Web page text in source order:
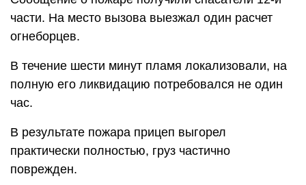
части. На место вызова выезжал один расчет
огнеборцев.
В течение шести минут пламя локализовали, на
полную его ликвидацию потребовался не один
час.
В результате пожара прицеп выгорел
практически полностью, груз частично
поврежден.